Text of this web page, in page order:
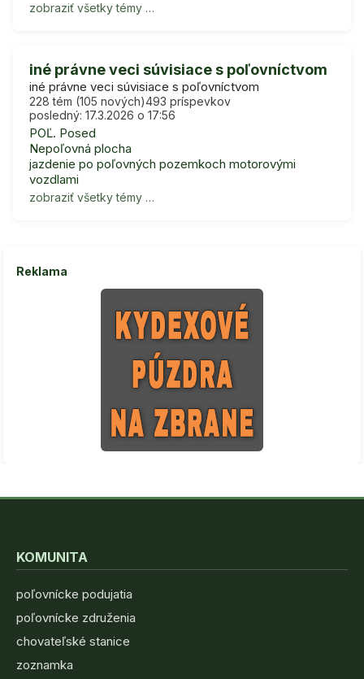
zobraziť všetky témy …
iné právne veci súvisiace s poľovníctvom
iné právne veci súvisiace s poľovníctvom
228 tém (105 nových)493 príspevkov
posledný: 17.3.2026 o 17:56
POĽ. Posed
Nepoľovná plocha
jazdenie po poľovných pozemkoch motorovými
vozdlami
zobraziť všetky témy …
Reklama
KOMUNITA
poľovnícke podujatia
poľovnícke združenia
chovateľské stanice
zoznamka